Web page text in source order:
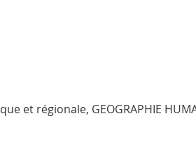
et régionale, GEOGRAPHIE